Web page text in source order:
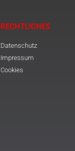
RECHTLICHES
Datenschutz
Impressum
Cookies